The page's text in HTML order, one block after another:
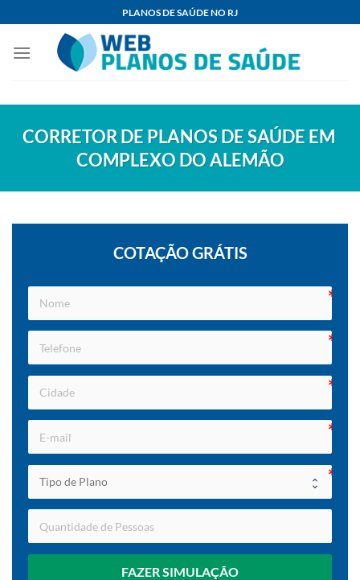
content
PLANOS DE SAÚDE NO RJ
CORRETOR DE PLANOS DE SAÚDE EM
COMPLEXO DO ALEMÃO
COTAÇÃO GRÁTIS
FAZER SIMULAÇÃO